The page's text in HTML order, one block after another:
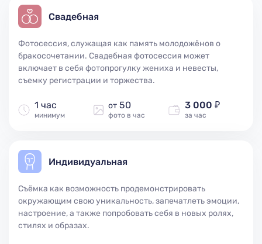
Свадебная
Фотосессия, служащая как память молодожёнов о
бракосочетании. Свадебная фотосессия может
включает в себя фотопрогулку жениха и невесты,
съемку регистрации и торжества.
1 час
минимум
от50
фото в час
3 000 ₽
за час
Индивидуальная
Съёмка как возможность продемонстрировать
окружающим свою уникальность, запечатлеть эмоции,
настроение, а также попробовать себя в новых ролях,
стилях и образах.